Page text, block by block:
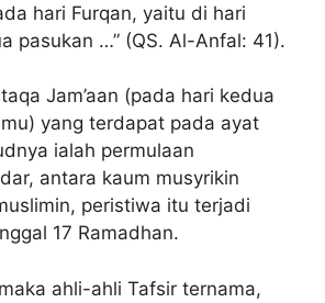
hari Furqan, yaitu di hari
pasukan …” (QS. Al-Anfal: 41).
Jam’aan (pada hari kedua
yang terdapat pada ayat
ialah permulaan
antara kaum musyrikin
peristiwa itu terjadi
17 Ramadhan.
ahli-ahli Tafsir ternama,